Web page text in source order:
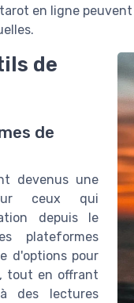
en ligne
de
de
devenus une
ceux qui
depuis le
plateformes
d'options pour
tout en offrant
des lectures